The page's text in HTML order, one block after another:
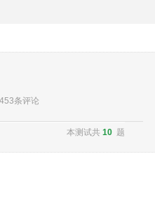
453条评论
本测试共 10 题